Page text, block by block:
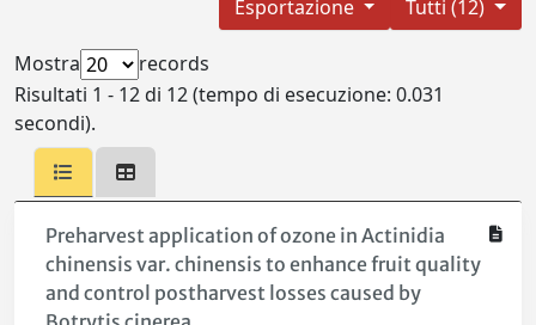
Tutti (12)
Esportazione
Mostra
records
Risultati 1 - 12 di 12 (tempo di esecuzione: 0.031
secondi).
Preharvest application of ozone in Actinidia
chinensis var. chinensis to enhance fruit quality
and control postharvest losses caused by